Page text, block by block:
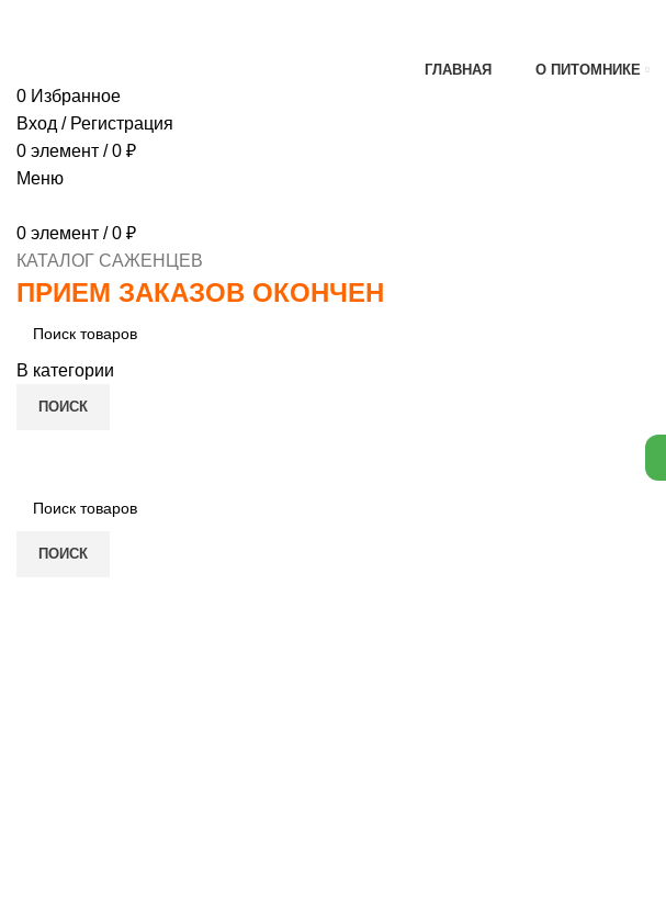
ГЛАВНАЯ О ПИТОМНИКЕ
0 Избранное
Вход / Регистрация
0 элемент / 0 ₽
Меню
0 элемент / 0 ₽
КАТАЛОГ САЖЕНЦЕВ
ПРИЕМ ЗАКАЗОВ ОКОНЧЕН
В категории
ПОИСК
ПОИСК